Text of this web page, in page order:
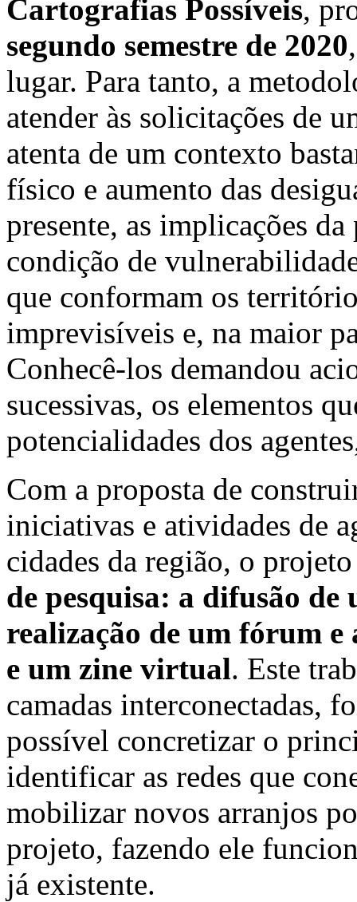
Cartografias Possíveis,
segundo semestre de 2020
lugar. Para tanto, a
atender às solicitações de
atenta de um contexto
físico e aumento das
presente, as implicações
condição de
que conformam os
imprevisíveis e, na maior
Conhecê-los demandou
sucessivas, os elementos
potencialidades dos
Com a proposta de
iniciativas e atividades de
cidades da região, o
de pesquisa: a difusão
realização de um fórum
e um zine virtual. Este
camadas interconectadas,
possível concretizar o
identificar as redes que
mobilizar novos arranjos
projeto, fazendo ele
já existente.